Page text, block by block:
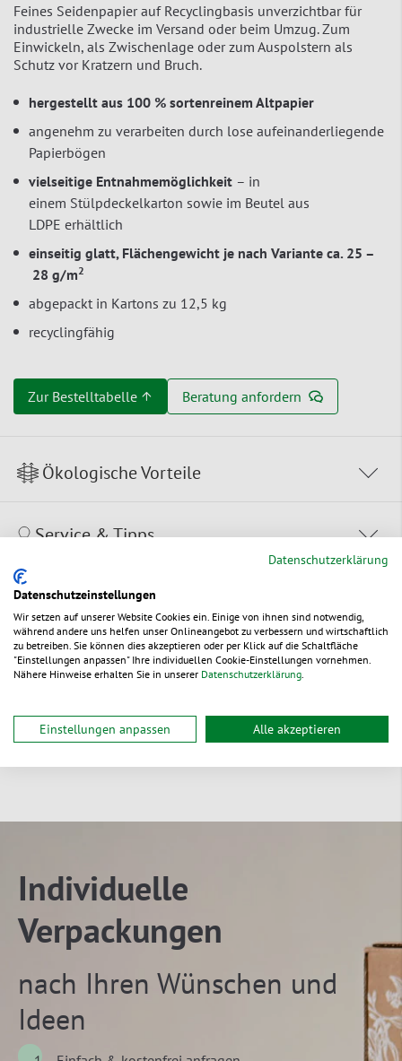
Feines Seidenpapier auf Recyclingbasis unverzichtbar für
industrielle Zwecke im Versand oder beim Umzug. Zum
Einwickeln, als Zwischenlage oder zum Auspolstern als
Schutz vor Kratzern und Bruch.
hergestellt aus 100 % sortenreinem Altpapier
angenehm zu verarbeiten durch lose aufeinanderliegende
Papierbögen
vielseitige Entnahmemöglichkeit – in
einem Stülpdeckelkarton sowie im Beutel aus
LDPE erhältlich
einseitig glatt, Flächengewicht je nach Variante ca. 25 –
28 g/m2
abgepackt in Kartons zu 12,5 kg
recyclingfähig
Zur Bestelltabelle ↑ Beratung anfordern
Ökologische Vorteile
Service & Tipps
Dokumente
Sie möchten dieses Produkt
Individuelle
Verpackungen
nach Ihren Wünschen und
Ideen
Datenschutzerklärung
Datenschutzeinstellungen
Wir setzen auf unserer Website Cookies ein. Einige von ihnen sind notwendig,
während andere uns helfen unser Onlineangebot zu verbessern und wirtschaftlich
zu betreiben. Sie können dies akzeptieren oder per Klick auf die Schaltfläche
"Einstellungen anpassen" Ihre individuellen Cookie-Einstellungen vornehmen.
Nähere Hinweise erhalten Sie in unserer Datenschutzerklärung.
Einstellungen anpassen Alle akzeptieren